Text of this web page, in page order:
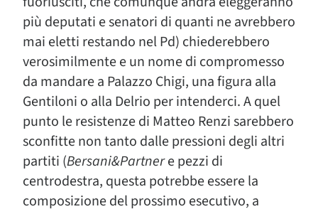
più deputati e senatori di quanti ne avrebbero
mai eletti restando nel Pd) chiederebbero
verosimilmente e un nome di compromesso
da mandare a Palazzo Chigi, una figura alla
Gentiloni o alla Delrio per intenderci. A quel
punto le resistenze di Matteo Renzi sarebbero
sconfitte non tanto dalle pressioni degli altri
partiti (Bersani&Partnere pezzi di
centrodestra, questa potrebbe essere la
composizione del prossimo esecutivo, a